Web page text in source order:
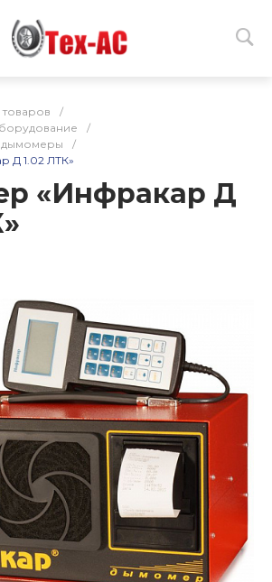
товаров
/
/
дымомеры
/
Д 1.02 ЛТК»
«Инфракар Д